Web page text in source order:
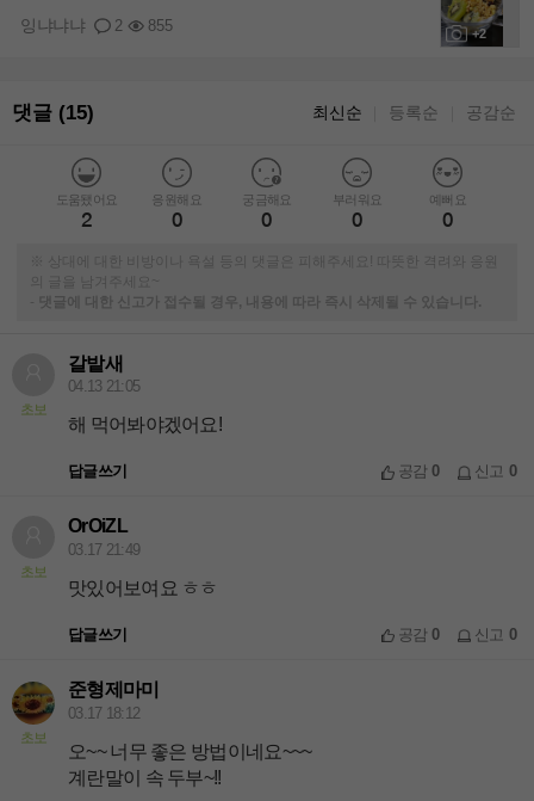
+2
2 855
잉냐냐냐
댓글 (15) 최신순 등록순 공감순
도움됐어요
2
응원해요
0
궁금해요
0
부러워요
0
예뻐요
0
※ 상대에 대한 비방이나 욕설 등의 댓글은 피해주세요! 따뜻한 격려와 응원
의 글을 남겨주세요~
-
댓글에 대한 신고가 접수될 경우, 내용에 따라 즉시 삭제될 수 있습니다.
초보
갈밭새
04.13 21:05
해 먹어봐야겠어요!
답글쓰기 공감0 신고 0
초보
OrOiZL
03.17 21:49
맛있어보여요 ㅎㅎ
답글쓰기 공감0 신고 0
초보
준형제마미
03.17 18:12
오~~ 너무 좋은 방법이네요~~~
계란말이 속 두부~!!